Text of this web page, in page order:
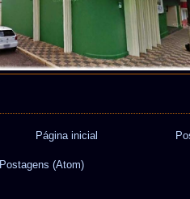
Página inicial
Postagens (Atom)